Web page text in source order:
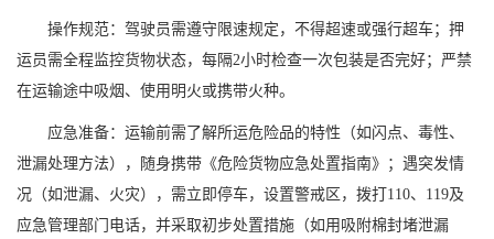
操作规范：驾驶员需遵守限速规定，不得超速或强行超车；押
运员需全程监控货物状态，每隔2小时检查一次包装是否完好；严禁
在运输途中吸烟、使用明火或携带火种。
应急准备：运输前需了解所运危险品的特性（如闪点、毒性、
泄漏处理方法），随身携带《危险货物应急处置指南》；遇突发情
况（如泄漏、火灾），需立即停车，设置警戒区，拨打110、119及
应急管理部门电话，并采取初步处置措施（如用吸附棉封堵泄漏